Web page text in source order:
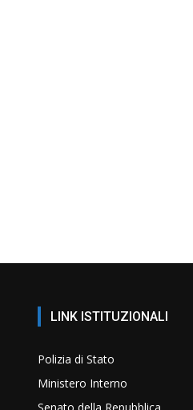
LINK ISTITUZIONALI
Polizia di Stato
Ministero Interno